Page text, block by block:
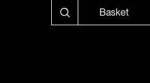
Basket